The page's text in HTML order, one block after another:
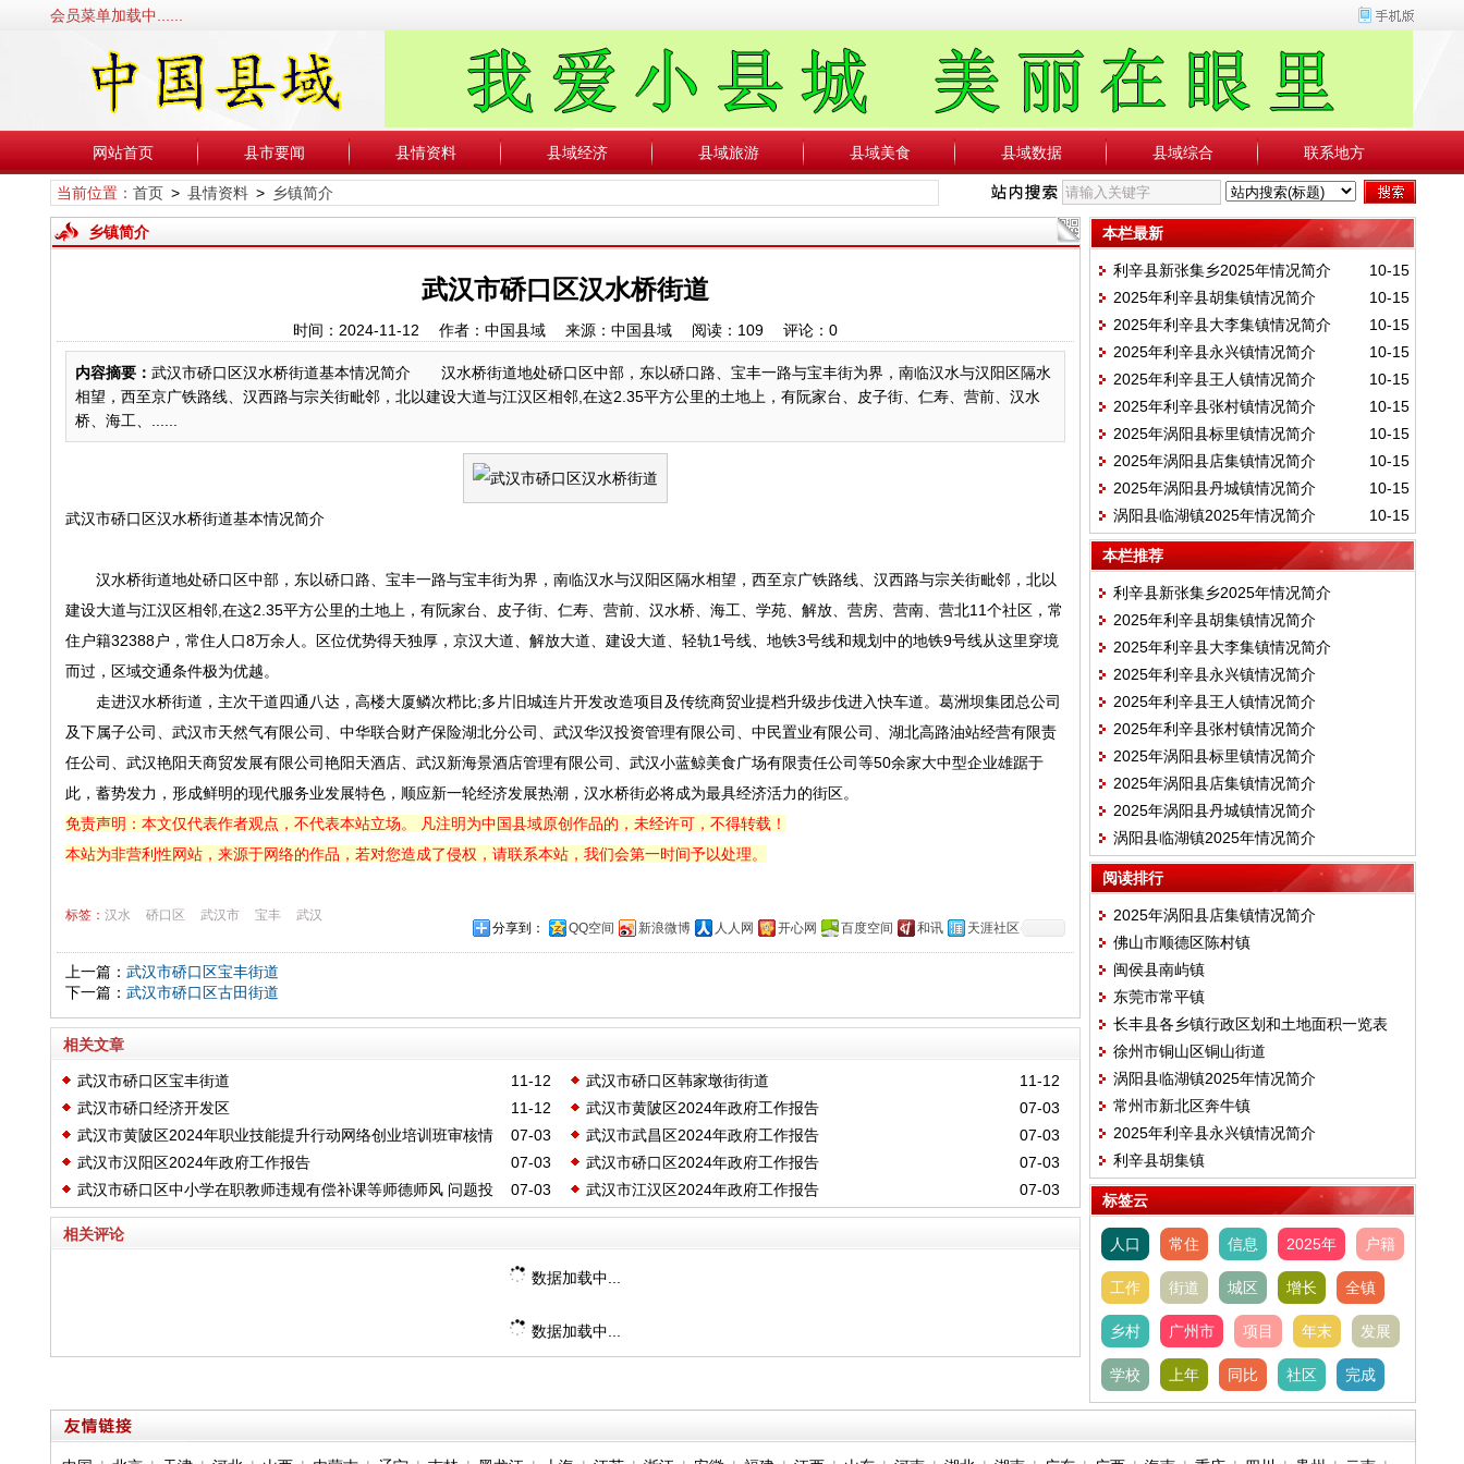
会员菜单加载中......
网站首页 县市要闻 县情资料 县域经济 县域旅游 县域美食 县域数据 县域综合 联系地方
当前位置： 首页> 县情资料> 乡镇简介
乡镇简介
武汉市硚口区汉水桥街道
时间：2024-11-12 作者：中国县域 来源：中国县域 阅读： 109评论： 0
内容摘要： 武汉市硚口区汉水桥街道基本情况简介 汉水桥街道地处硚口区中部，东以硚口路、宝丰一路与宝丰街为界，南临汉水与汉阳区隔水
相望，西至京广铁路线、汉西路与宗关街毗邻，北以建设大道与江汉区相邻,在这2.35平方公里的土地上，有阮家台、皮子街、仁寿、营前、汉水
桥、海工、......
武汉市硚口区汉水桥街道基本情况简介
汉水桥街道地处硚口区中部，东以硚口路、宝丰一路与宝丰街为界，南临汉水与汉阳区隔水相望，西至京广铁路线、汉西路与宗关街毗邻，北以
建设大道与江汉区相邻,在这2.35平方公里的土地上，有阮家台、皮子街、仁寿、营前、汉水桥、海工、学苑、解放、营房、营南、营北11个社区，常
住户籍32388户，常住人口8万余人。区位优势得天独厚，京汉大道、解放大道、建设大道、轻轨1号线、地铁3号线和规划中的地铁9号线从这里穿境
而过，区域交通条件极为优越。
走进汉水桥街道，主次干道四通八达，高楼大厦鳞次栉比;多片旧城连片开发改造项目及传统商贸业提档升级步伐进入快车道。葛洲坝集团总公司
及下属子公司、武汉市天然气有限公司、中华联合财产保险湖北分公司、武汉华汉投资管理有限公司、中民置业有限公司、湖北高路油站经营有限责
任公司、武汉艳阳天商贸发展有限公司艳阳天酒店、武汉新海景酒店管理有限公司、武汉小蓝鲸美食广场有限责任公司等50余家大中型企业雄踞于
此，蓄势发力，形成鲜明的现代服务业发展特色，顺应新一轮经济发展热潮，汉水桥街必将成为最具经济活力的街区。
免责声明：本文仅代表作者观点，不代表本站立场。 凡注明为中国县域原创作品的，未经许可，不得转载！
本站为非营利性网站，来源于网络的作品，若对您造成了侵权，请联系本站，我们会第一时间予以处理。
标签： 汉水 硚口区 武汉市 宝丰
武汉
分享到：
QQ空间 新浪微博 人人网 开心网 百度空间 和讯 天涯社区
上一篇： 武汉市硚口区宝丰街道
下一篇： 武汉市硚口区古田街道
相关文章
11-12
武汉市硚口区宝丰街道 11-12
武汉市硚口区韩家墩街街道
11-12
武汉市硚口经济开发区 07-03
武汉市黄陂区2024年政府工作报告
07-03
武汉市黄陂区2024年职业技能提升行动网络创业培训班审核情
况公示
07-03
武汉市武昌区2024年政府工作报告
07-03
武汉市汉阳区2024年政府工作报告 07-03
武汉市硚口区2024年政府工作报告
07-03
武汉市硚口区中小学在职教师违规有偿补课等师德师风 问题投
诉方式的公告
07-03
武汉市江汉区2024年政府工作报告
相关评论
数据加载中...
数据加载中...
本栏最新
10-15
利辛县新张集乡2025年情况简介
10-15
2025年利辛县胡集镇情况简介
10-15
2025年利辛县大李集镇情况简介
10-15
2025年利辛县永兴镇情况简介
10-15
2025年利辛县王人镇情况简介
10-15
2025年利辛县张村镇情况简介
10-15
2025年涡阳县标里镇情况简介
10-15
2025年涡阳县店集镇情况简介
10-15
2025年涡阳县丹城镇情况简介
10-15
涡阳县临湖镇2025年情况简介
本栏推荐
利辛县新张集乡2025年情况简介
2025年利辛县胡集镇情况简介
2025年利辛县大李集镇情况简介
2025年利辛县永兴镇情况简介
2025年利辛县王人镇情况简介
2025年利辛县张村镇情况简介
2025年涡阳县标里镇情况简介
2025年涡阳县店集镇情况简介
2025年涡阳县丹城镇情况简介
涡阳县临湖镇2025年情况简介
阅读排行
2025年涡阳县店集镇情况简介
佛山市顺德区陈村镇
闽侯县南屿镇
东莞市常平镇
长丰县各乡镇行政区划和土地面积一览表
(2024版）
徐州市铜山区铜山街道
涡阳县临湖镇2025年情况简介
常州市新北区奔牛镇
2025年利辛县永兴镇情况简介
利辛县胡集镇
标签云
人口 常住 信息 2025年 户籍
工作 街道 城区 增长 全镇
乡村 广州市 项目 年末 发展
学校 上年 同比 社区 完成